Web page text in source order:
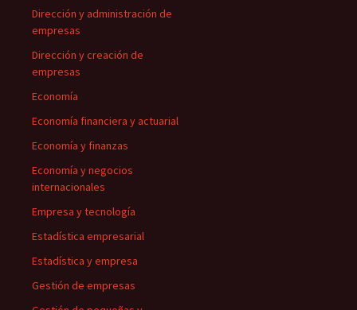
Dirección y administración de
empresas
Dirección y creación de
empresas
Economía
Economía financiera y actuarial
Economía y finanzas
Economía y negocios
internacionales
Empresa y tecnología
Estadística empresarial
Estadística y empresa
Gestión de empresas